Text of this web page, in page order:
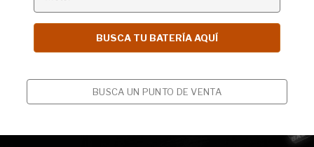
BUSCA UN PUNTO DE VENTA